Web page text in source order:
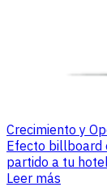
Crecimiento y
Efecto billboard
partido a tu hotel
Leer más